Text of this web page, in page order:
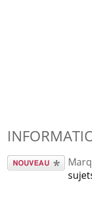
Écrire un